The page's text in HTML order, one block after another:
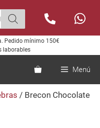
Pedido mínimo 150€
laborables
Menú
/ Brecon Chocolate